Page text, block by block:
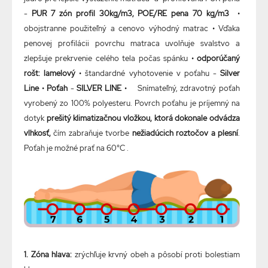
- PUR 7 zón profil 30kg/m3, POE/RE pena 70 kg/m3 •
obojstranne použiteľný a cenovo výhodný matrac • Vďaka
penovej profilácii povrchu matraca uvolňuje svalstvo a
zlepšuje prekrvenie celého tela počas spánku • odporúčaný
rošt: lamelový• štandardné vyhotovenie v poťahu - Silver
Line• Poťah -SILVER LINE• Snímateľný, zdravotný poťah
vyrobený zo 100% polyesteru. Povrch poťahu je príjemný na
dotykprešitý klimatizačnou vložkou, ktorá dokonale odvádza
vlhkosť, čím zabraňuje tvorbe nežiadúcich roztočov a plesní.
Poťah je možné prať na 60°C .
1. Zóna hlava: zrýchľuje krvný obeh a pôsobí proti bolestiam